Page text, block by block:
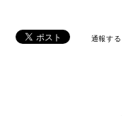
通報する